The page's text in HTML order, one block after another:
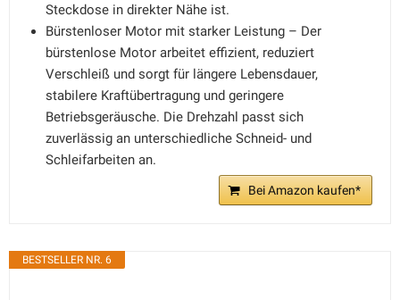
Steckdose in direkter Nähe ist.
Bürstenloser Motor mit starker Leistung – Der
bürstenlose Motor arbeitet effizient, reduziert
Verschleiß und sorgt für längere Lebensdauer,
stabilere Kraftübertragung und geringere
Betriebsgeräusche. Die Drehzahl passt sich
zuverlässig an unterschiedliche Schneid- und
Schleifarbeiten an.
Bei Amazon kaufen*
BESTSELLER NR. 6